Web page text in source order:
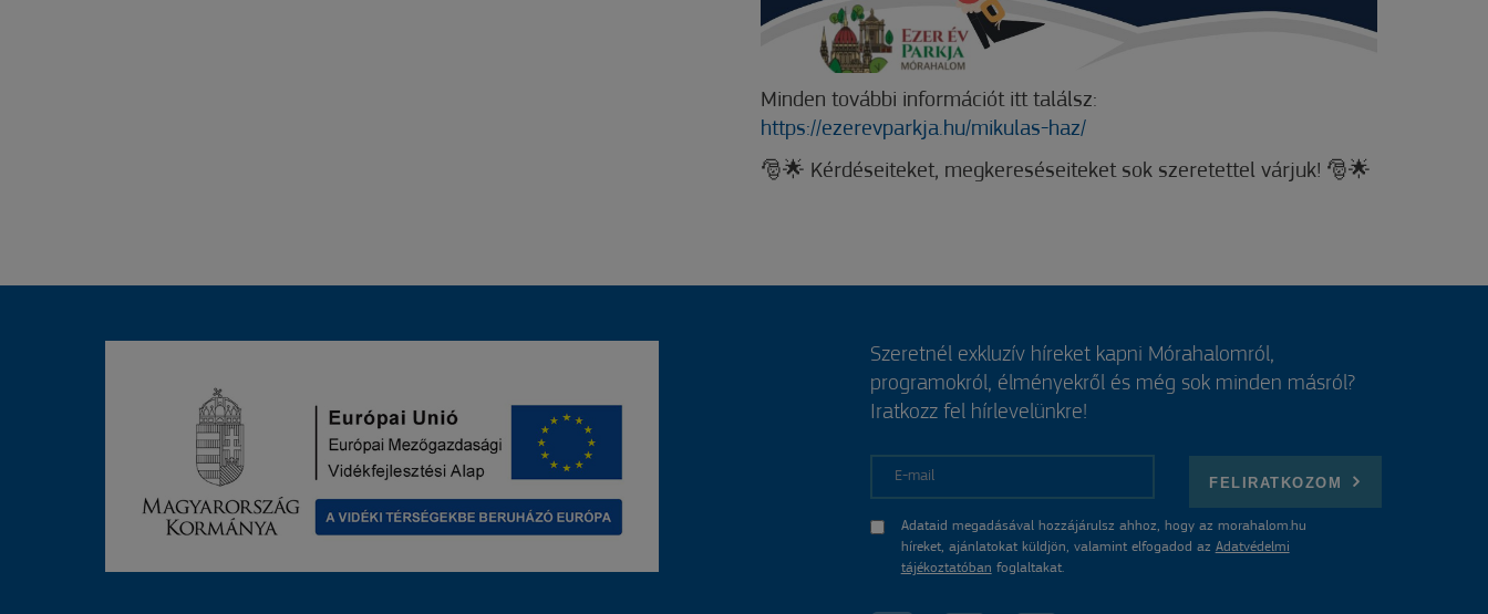
Minden további információt itt találsz:
https://ezerevparkja.hu/mikulas-haz/
🎅🌟 Kérdéseiteket, megkereséseiteket sok szeretettel várjuk! 🎅🌟
Szeretnél exkluzív híreket kapni Mórahalomról,
programokról, élményekről és még sok minden másról?
Iratkozz fel hírlevelünkre!
FELIRATKOZOM
Adataid megadásával hozzájárulsz ahhoz, hogy az morahalom.hu
híreket, ajánlatokat küldjön, valamint elfogadod az Adatvédelmi
tájékoztatóban foglaltakat.